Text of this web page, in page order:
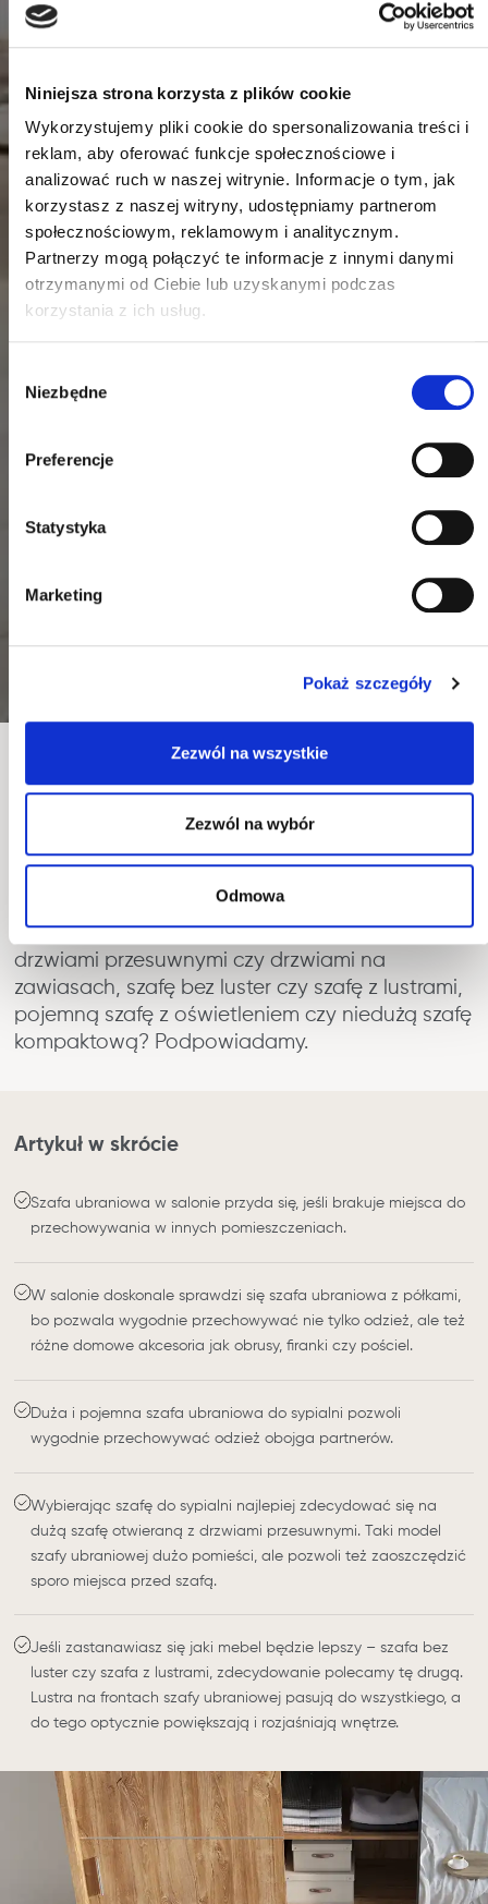
Niniejsza strona korzysta z plików cookie
Wykorzystujemy pliki cookie do spersonalizowania treści i
reklam, aby oferować funkcje społecznościowe i
analizować ruch w naszej witrynie. Informacje o tym, jak
korzystasz z naszej witryny, udostępniamy partnerom
społecznościowym, reklamowym i analitycznym.
Partnerzy mogą połączyć te informacje z innymi danymi
otrzymanymi od Ciebie lub uzyskanymi podczas
korzystania z ich usług.
zgody
Niezbędne
Preferencje
Statystyka
Marketing
Pokaż szczegóły
Zezwól na wszystkie
Zezwól na wybór
Odmowa
Duża i pojemna szafa ubraniowa to jeden z
najważniejszych mebli w domu. Co więcej, mało
szafa ubraniowa. Jaką szafę wybrać do salonu,
a jaką do sypialni? Dużą szafę otwieraną z
drzwiami przesuwnymi czy drzwiami na
zawiasach, szafę bez luster czy szafę z lustrami,
pojemną szafę z oświetleniem czy niedużą szafę
kompaktową? Podpowiadamy.
Artykuł w skrócie
Szafa ubraniowa w salonie przyda się, jeśli brakuje miejsca do
przechowywania w innych pomieszczeniach.
W salonie doskonale sprawdzi się szafa ubraniowa z półkami,
bo pozwala wygodnie przechowywać nie tylko odzież, ale też
różne domowe akcesoria jak obrusy, firanki czy pościel.
Duża i pojemna szafa ubraniowa do sypialni pozwoli
wygodnie przechowywać odzież obojga partnerów.
Wybierając szafę do sypialni najlepiej zdecydować się na
dużą szafę otwieraną z drzwiami przesuwnymi. Taki model
szafy ubraniowej dużo pomieści, ale pozwoli też zaoszczędzić
sporo miejsca przed szafą.
Jeśli zastanawiasz się jaki mebel będzie lepszy – szafa bez
luster czy szafa z lustrami, zdecydowanie polecamy tę drugą.
Lustra na frontach szafy ubraniowej pasują do wszystkiego, a
do tego optycznie powiększają i rozjaśniają wnętrze.